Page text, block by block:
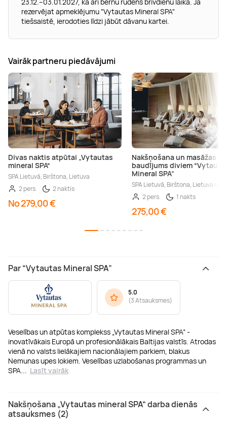
23.12.–03.01.2027, kā arī bērnu rudens brīvdienu laikā. Ja
rezervējat apmeklējumu "Vytautas Mineral SPA"
tiešsaistē, ierodoties līdzi jābūt dāvanu kartei.
Vairāk partneru piedāvājumi
Divas naktis atpūtai „Vytautas
mineral SPA“
SPA Lietuvā, Birštona, Lietuva
2 pers.
2 naktis
No 279,00 €
Nakšņošana un masāžas
baudījums diviem
Mineral SPA”
SPA Lietuvā, Birštona, Lietuva nov.
2 pers.
1 nakts
275,00 €
Par “Vytautas Mineral SPA”
Veselības un atpūtas komplekss „Vytautas Mineral SPA” -
inovatīvākais Europā un profesionālākais Baltijas valstīs. Atrodas
vienā no valsts lielākajiem nacionālajiem parkiem, blakus
Nemunas upes lokiem. Veselības uzlabošanas programmas un
SPA
Lasīt vairāk
5.0
(3 Atsauksmes)
Nakšņošana „Vytautas mineral SPA“ darba dienās
atsauksmes (2)